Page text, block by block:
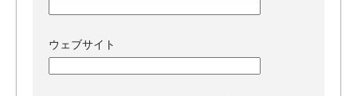
ウェブサイト